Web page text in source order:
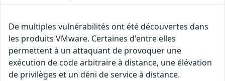
De multiples vulnérabilités ont été découvertes dans
les produits VMware. Certaines d'entre elles
permettent à un attaquant de provoquer une
exécution de code arbitraire à distance, une élévation
de privilèges et un déni de service à distance.